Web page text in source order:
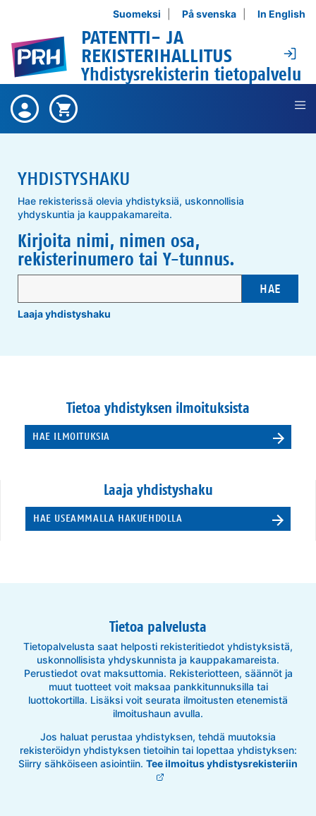
Suomeksi På svenska In English
PATENTTI- JA
REKISTERIHALLITUS
Yhdistysrekisterin tietopalvelu
Ei ostettuja tuotteita ,
Ostetut
tuotteet
Ostoskori on tyhjä ,
Ostoskori
YHDISTYSHAKU
Hae rekisterissä olevia yhdistyksiä, uskonnollisia
yhdyskuntia ja kauppakamareita.
Kirjoita nimi, nimen osa,
rekisterinumero tai Y-tunnus.
HAE
Laaja yhdistyshaku
Tietoa yhdistyksen ilmoituksista
HAE ILMOITUKSIA
Laaja yhdistyshaku
HAE USEAMMALLA HAKUEHDOLLA
Tietoa palvelusta
Tietopalvelusta saat helposti rekisteritiedot yhdistyksistä,
uskonnollisista yhdyskunnista ja kauppakamareista.
Perustiedot ovat maksuttomia. Rekisteriotteen, säännöt ja
muut tuotteet voit maksaa pankkitunnuksilla tai
luottokortilla. Lisäksi voit seurata ilmoitusten etenemistä
ilmoitushaun avulla.
Jos haluat perustaa yhdistyksen, tehdä muutoksia
rekisteröidyn yhdistyksen tietoihin tai lopettaa yhdistyksen:
Siirry sähköiseen asiointiin. Tee ilmoitus yhdistysrekisteriin